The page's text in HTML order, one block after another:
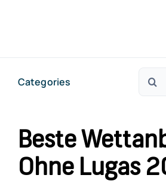
Categories
Beste
Ohne Lugas